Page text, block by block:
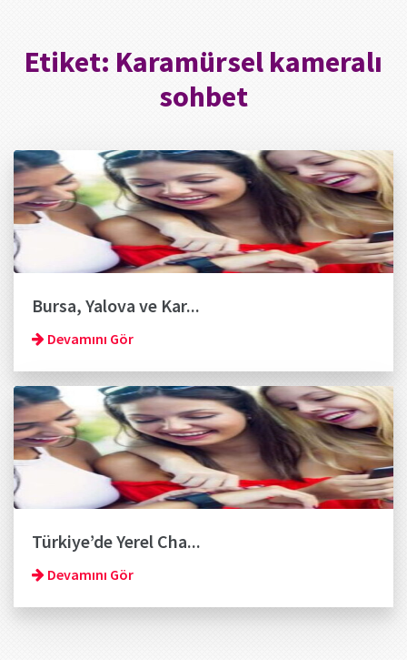
Etiket: Karamürsel kameralı
sohbet
Bursa, Yalova ve Kar...
Devamını Gör
Türkiye’de Yerel Cha...
Devamını Gör